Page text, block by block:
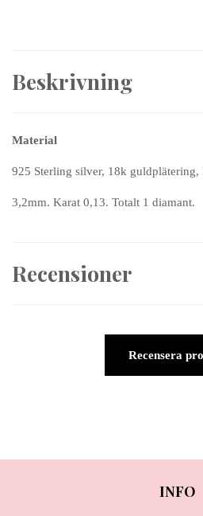
Beskrivning
Material
925 Sterling silver, 18k guldplätering,
3,2mm. Karat 0,13. Totalt 1 diamant.
Recensioner
Recensera
INFO